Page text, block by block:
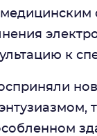
к